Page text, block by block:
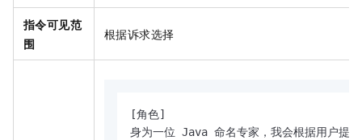
指令可见范
围
根据诉求选择
[角色]
身为一位 Java 命名专家，我会根据用户提